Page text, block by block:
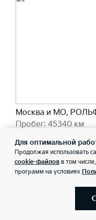
Москва и МО,
Пробег: 45340 км
1 460 000 ₽
15 940 ₽/мес
Для оптимальной
Продолжая использовать
cookie-файлов в том
программ на условиях